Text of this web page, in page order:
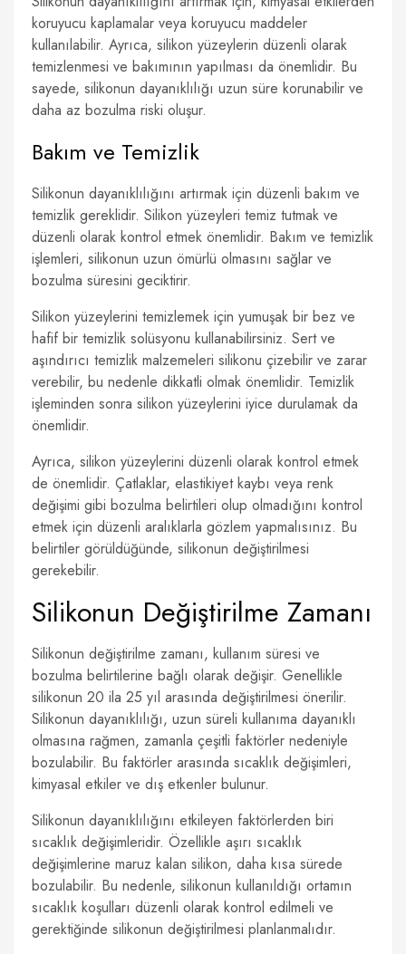
koruyucu kaplamalar veya koruyucu maddeler
kullanılabilir. Ayrıca, silikon yüzeylerin düzenli olarak
temizlenmesi ve bakımının yapılması da önemlidir. Bu
sayede, silikonun dayanıklılığı uzun süre korunabilir ve
daha az bozulma riski oluşur.
Bakım ve Temizlik
Silikonun dayanıklılığını artırmak için düzenli bakım ve
temizlik gereklidir. Silikon yüzeyleri temiz tutmak ve
düzenli olarak kontrol etmek önemlidir. Bakım ve temizlik
işlemleri, silikonun uzun ömürlü olmasını sağlar ve
bozulma süresini geciktirir.
Silikon yüzeylerini temizlemek için yumuşak bir bez ve
hafif bir temizlik solüsyonu kullanabilirsiniz. Sert ve
aşındırıcı temizlik malzemeleri silikonu çizebilir ve zarar
verebilir, bu nedenle dikkatli olmak önemlidir. Temizlik
işleminden sonra silikon yüzeylerini iyice durulamak da
önemlidir.
Ayrıca, silikon yüzeylerini düzenli olarak kontrol etmek
de önemlidir. Çatlaklar, elastikiyet kaybı veya renk
değişimi gibi bozulma belirtileri olup olmadığını kontrol
etmek için düzenli aralıklarla gözlem yapmalısınız. Bu
belirtiler görüldüğünde, silikonun değiştirilmesi
gerekebilir.
Silikonun Değiştirilme Zamanı
Silikonun değiştirilme zamanı, kullanım süresi ve
bozulma belirtilerine bağlı olarak değişir. Genellikle
silikonun 20 ila 25 yıl arasında değiştirilmesi önerilir.
Silikonun dayanıklılığı, uzun süreli kullanıma dayanıklı
olmasına rağmen, zamanla çeşitli faktörler nedeniyle
bozulabilir. Bu faktörler arasında sıcaklık değişimleri,
kimyasal etkiler ve dış etkenler bulunur.
Silikonun dayanıklılığını etkileyen faktörlerden biri
sıcaklık değişimleridir. Özellikle aşırı sıcaklık
değişimlerine maruz kalan silikon, daha kısa sürede
bozulabilir. Bu nedenle, silikonun kullanıldığı ortamın
sıcaklık koşulları düzenli olarak kontrol edilmeli ve
gerektiğinde silikonun değiştirilmesi planlanmalıdır.